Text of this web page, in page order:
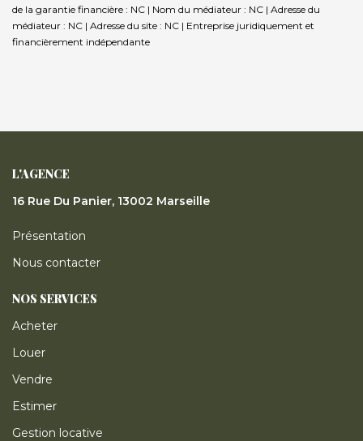
de la garantie financière : NC | Nom du médiateur : NC | Adresse du
médiateur : NC | Adresse du site : NC | Entreprise juridiquement et
financièrement indépendante
L'AGENCE
16 Rue Du Panier, 13002 Marseille
Présentation
Nous contacter
NOS SERVICES
Acheter
Louer
Vendre
Estimer
Gestion locative